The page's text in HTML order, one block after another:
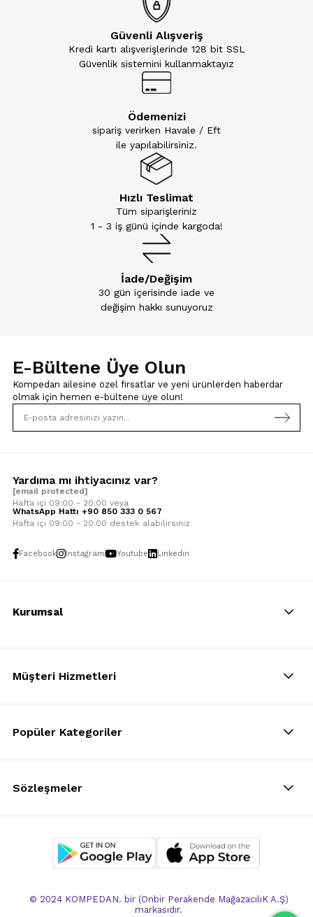
Güvenli Alışveriş
Kredi kartı alışverişlerinde 128 bit SSL
Güvenlik sistemini kullanmaktayız
Ödemenizi
sipariş verirken Havale / Eft
ile yapılabilirsiniz.
Hızlı Teslimat
Tüm siparişleriniz
1 - 3 iş günü içinde kargoda!
İade/Değişim
30 gün içerisinde iade ve
değişim hakkı sunuyoruz
E-Bültene Üye Olun
Kompedan ailesine özel fırsatlar ve yeni ürünlerden haberdar
olmak için hemen e-bültene üye olun!
Yardıma mı ihtiyacınız var?
[email protected]
Hafta içi 09:00 - 20:00 veya
WhatsApp Hattı +90 850 333 0 567
Hafta içi 09:00 - 20:00 destek alabilirsiniz
Facebook Instagram Youtube Linkedin
Kurumsal
Müşteri Hizmetleri
Popüler Kategoriler
Sözleşmeler
© 2024 KOMPEDAN. bir (Onbir Perakende MağazacılıK A.Ş)
markasıdır.